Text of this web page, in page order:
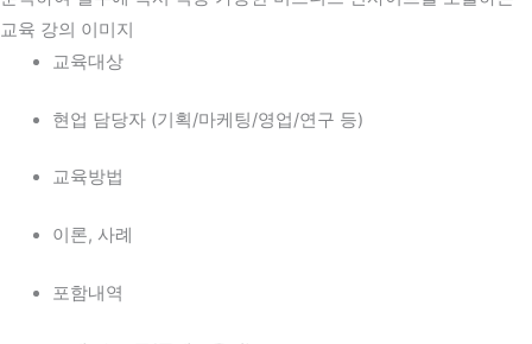
교육대상
현업 담당자 (기획/마케팅/영업/연구 등)
교육방법
이론, 사례
포함내역